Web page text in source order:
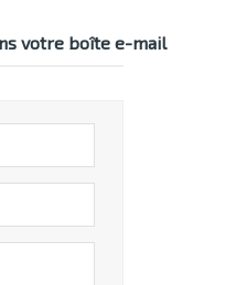
votre boîte e-mail